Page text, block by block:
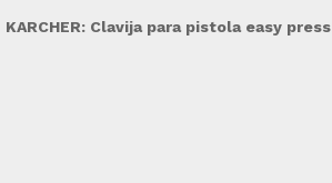
KARCHER: Clavija para pistola easy press